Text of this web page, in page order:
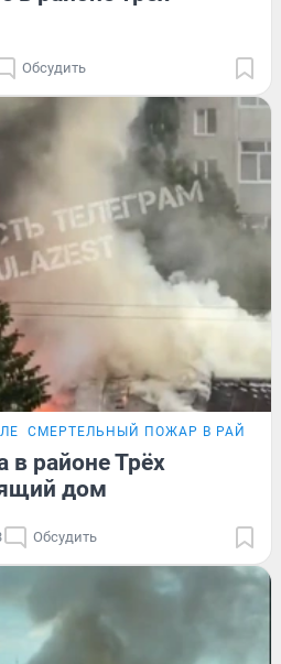
Обсудить
СМЕРТЕЛЬНЫЙ ПОЖАР В РАЙОНЕ
районе Трёх
дом
Обсудить